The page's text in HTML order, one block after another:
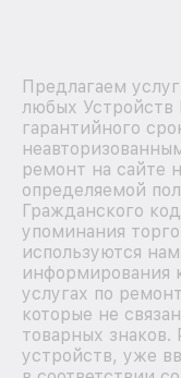
Предлагаем
любых Устройств
гарантийного
ремонт на сайте
определяемой
Гражданского
упоминания
используются
информирования
услугах по
которые не
товарных
устройств, уже